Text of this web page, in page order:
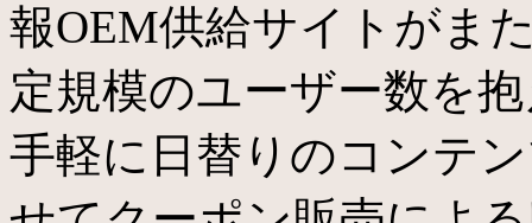
報OEM供給サイトがま
定規模のユーザー数を
手軽に日替りのコンテ